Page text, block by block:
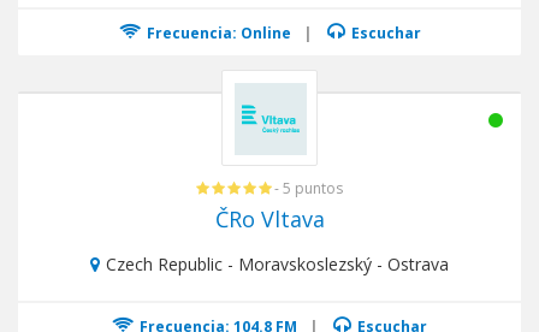
Frecuencia: Online | Escuchar
- 5 puntos
ČRo Vltava
Czech Republic - Moravskoslezský - Ostrava
Frecuencia: 104.8 FM | Escuchar